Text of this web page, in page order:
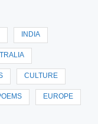
INDIA
CULTURE
EUROPE